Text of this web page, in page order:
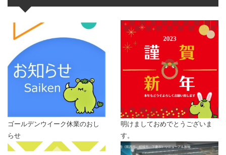
ゴールデンウイーク休業のおし
らせ
明けましておめでとうございま
す。